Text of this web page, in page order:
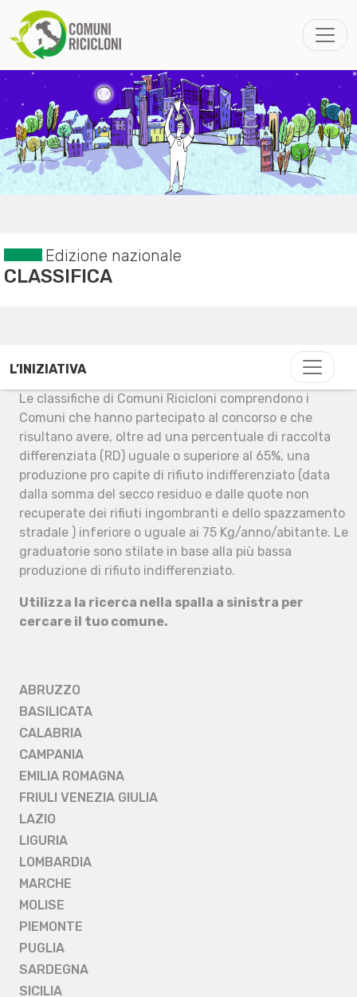
Edizione nazionale
CLASSIFICA
L’INIZIATIVA
Le classifiche di Comuni Ricicloni comprendono i
Comuni che hanno partecipato al concorso e che
risultano avere, oltre ad una percentuale di raccolta
differenziata (RD) uguale o superiore al 65%, una
produzione pro capite di rifiuto indifferenziato (data
dalla somma del secco residuo e dalle quote non
recuperate dei rifiuti ingombranti e dello spazzamento
stradale ) inferiore o uguale ai 75 Kg/anno/abitante. Le
graduatorie sono stilate in base alla più bassa
produzione di rifiuto indifferenziato.
Utilizza la ricerca nella spalla a sinistra per
cercare il tuo comune.
ABRUZZO
BASILICATA
CALABRIA
CAMPANIA
EMILIA ROMAGNA
FRIULI VENEZIA GIULIA
LAZIO
LIGURIA
LOMBARDIA
MARCHE
MOLISE
PIEMONTE
PUGLIA
SARDEGNA
SICILIA